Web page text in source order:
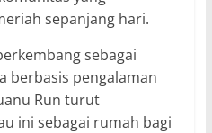
sepanjang hari.
sebagai
berbasis pengalaman
Run turut
ini sebagai rumah bagi